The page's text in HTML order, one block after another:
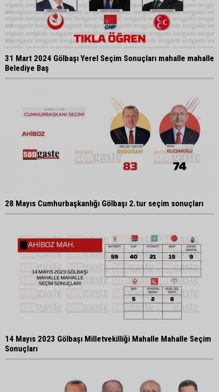
31 Mart 2024 Gölbaşı Yerel Seçim Sonuçları mahalle mahalle
Belediye Baş
28 Mayıs Cumhurbaşkanlığı Gölbaşı 2.tur seçim sonuçları
14 Mayıs 2023 Gölbaşı Milletvekilliği Mahalle Mahalle Seçim
Sonuçları